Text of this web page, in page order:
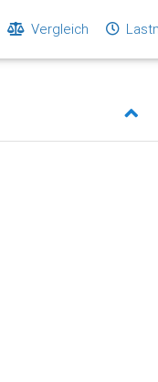
Vergleich